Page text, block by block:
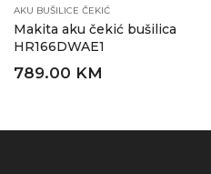
AKU BUŠILICE ČEKIĆ
Makita aku čekić bušilica
HR166DWAE1
789.00 KM